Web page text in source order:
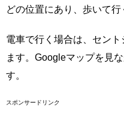
どの位置にあり、歩いて行
電車で行く場合は、セン
ます。Googleマップを見
す。
スポンサードリンク